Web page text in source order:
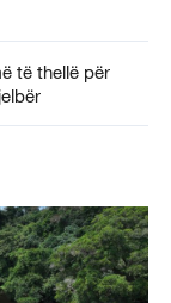
të thellë për